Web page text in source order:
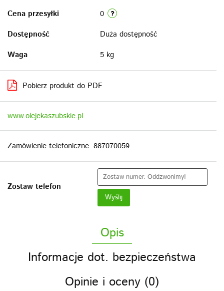
Cena przesyłki
0
Dostępność
Duża dostępność
Waga
5 kg
Pobierz produkt do PDF
www.olejekaszubskie.pl
Zamówienie telefoniczne: 887070059
Zostaw telefon
Wyślij
Opis
Informacje dot. bezpieczeństwa
Opinie i oceny (0)